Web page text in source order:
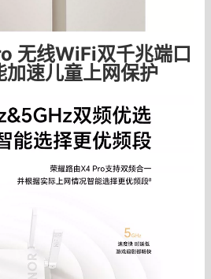
无线WiFi双千兆端口
加速儿童上网保护